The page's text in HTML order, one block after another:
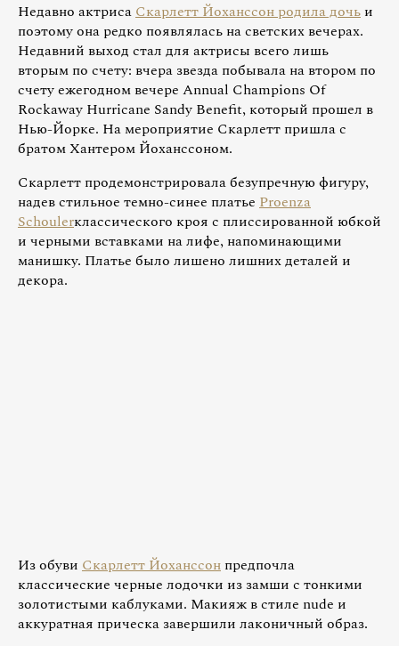
Недавно актрисаСкарлетт Йоханссон родила дочь и
поэтому она редко появлялась на светских вечерах.
Недавний выход стал для актрисы всего лишь
вторым по счету: вчера звезда побывала на втором по
счету ежегодном вечере Annual Champions Of
Rockaway Hurricane Sandy Benefit, который прошел в
Нью-Йорке. На мероприятие Скарлетт пришла с
братом Хантером Йоханссоном.
Скарлетт продемонстрировала безупречную фигуру,
надев стильное темно-синее платье Proenza
Schoulerклассического кроя с плиссированной юбкой
и черными вставками на лифе, напоминающими
манишку. Платье было лишено лишних деталей и
декора.
Из обуви Скарлетт Йоханссон предпочла
классические черные лодочки из замши с тонкими
золотистыми каблуками. Макияж в стиле nude и
аккуратная прическа завершили лаконичный образ.